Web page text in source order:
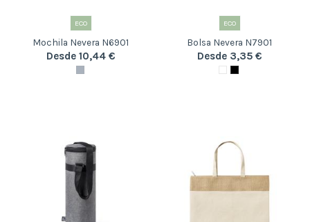
ECO
Mochila Nevera N6901
Desde 10,44 €
ECO
Bolsa Nevera N7901
Desde 3,35 €